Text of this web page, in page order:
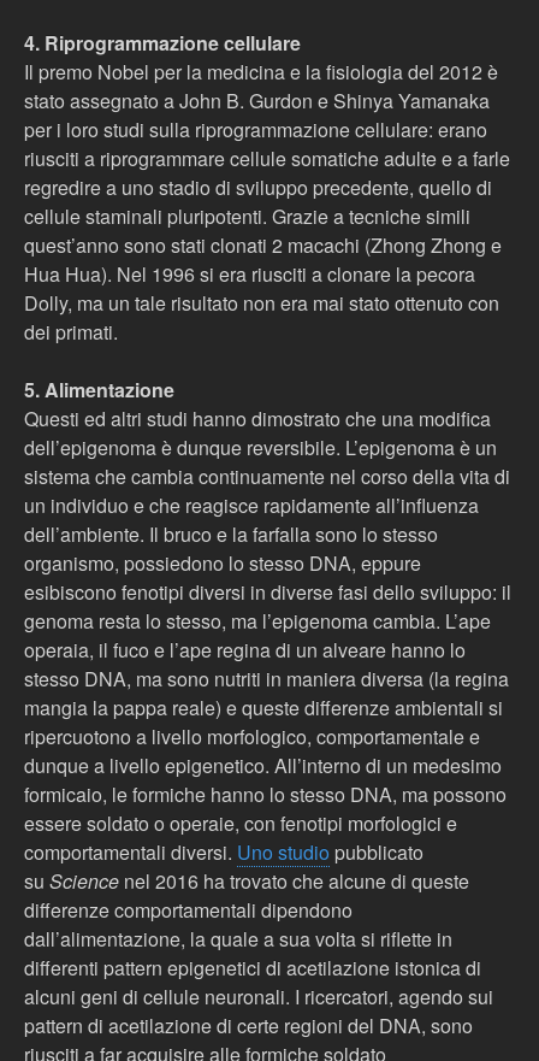
4. Riprogrammazione cellulare
Il premo Nobel per la medicina e la fisiologia del 2012 è
stato assegnato a John B. Gurdon e Shinya Yamanaka
per i loro studi sulla riprogrammazione cellulare: erano
riusciti a riprogrammare cellule somatiche adulte e a farle
regredire a uno stadio di sviluppo precedente, quello di
cellule staminali pluripotenti. Grazie a tecniche simili
quest’anno sono stati clonati 2 macachi (Zhong Zhong e
Hua Hua). Nel 1996 si era riusciti a clonare la pecora
Dolly, ma un tale risultato non era mai stato ottenuto con
dei primati.
5. Alimentazione
Questi ed altri studi hanno dimostrato che una modifica
dell’epigenoma è dunque reversibile. L’epigenoma è un
sistema che cambia continuamente nel corso della vita di
un individuo e che reagisce rapidamente all’influenza
dell’ambiente. Il bruco e la farfalla sono lo stesso
organismo, possiedono lo stesso DNA, eppure
esibiscono fenotipi diversi in diverse fasi dello sviluppo: il
genoma resta lo stesso, ma l’epigenoma cambia. L’ape
operaia, il fuco e l’ape regina di un alveare hanno lo
stesso DNA, ma sono nutriti in maniera diversa (la regina
mangia la pappa reale) e queste differenze ambientali si
ripercuotono a livello morfologico, comportamentale e
dunque a livello epigenetico. All’interno di un medesimo
formicaio, le formiche hanno lo stesso DNA, ma possono
essere soldato o operaie, con fenotipi morfologici e
comportamentali diversi. Uno studio pubblicato
su Science nel 2016 ha trovato che alcune di queste
differenze comportamentali dipendono
dall’alimentazione, la quale a sua volta si riflette in
differenti pattern epigenetici di acetilazione istonica di
alcuni geni di cellule neuronali. I ricercatori, agendo sui
pattern di acetilazione di certe regioni del DNA, sono
riusciti a far acquisire alle formiche soldato